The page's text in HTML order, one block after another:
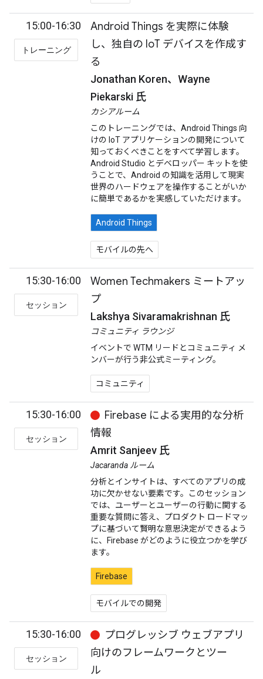
15:00-16:30
トレーニング
Android Things を実際に体験
し、独自の IoT デバイスを作成す
る
Jonathan Koren、Wayne
Piekarski 氏
カシアルーム
このトレーニングでは、Android Things 向
けの IoT アプリケーションの開発について
知っておくべきことをすべて学習します。
Android Studio とデベロッパー キットを使
うことで、Android の知識を活用して現実
世界のハードウェアを操作することがいか
に簡単であるかを実感していただけます。
Android Things
モバイルの先へ
15:30-16:00
セッション
Women Techmakers ミートアッ
プ
Lakshya Sivaramakrishnan 氏
コミュニティ ラウンジ
イベントで WTM リードとコミュニティ メ
ンバーが行う非公式ミーティング。
コミュニティ
15:30-16:00
セッション
Firebase による実用的な分析
情報
Amrit Sanjeev 氏
Jacaranda ルーム
分析とインサイトは、すべてのアプリの成
功に欠かせない要素です。このセッション
では、ユーザーとユーザーの行動に関する
重要な質問に答え、プロダクト ロードマッ
プに基づいて賢明な意思決定ができるよう
に、Firebase がどのように役立つかを学び
ます。
Firebase
モバイルでの開発
15:30-16:00
セッション
プログレッシブ ウェブアプリ
向けのフレームワークとツー
ル